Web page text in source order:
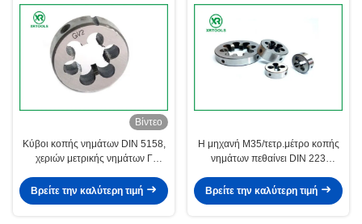
Βίντεο
Κύβοι κοπής νημάτων DIN 5158,
χεριών μετρικής νημάτων Γ
Βρείτε την καλύτερη τιμή
Η μηχανή M35/τετρ.μέτρο κοπής
νημάτων πεθαίνει DIN 223
κραμάτων
Βρείτε την καλύτερη τιμή